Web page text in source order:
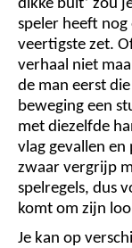
dikke bult’ zou
speler heeft
veertigste zet.
verhaal niet
de man eerst
beweging een
met diezelfde
vlag gevallen
zwaar vergrijp
spelregels, dus
komt om zijn
Je kan op